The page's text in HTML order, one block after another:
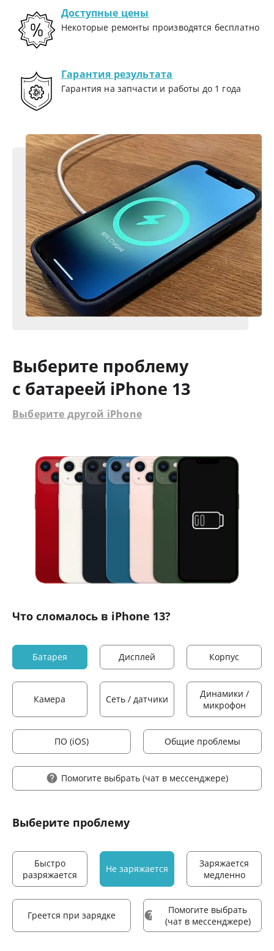
Доступные цены
Некоторые ремонты производятся бесплатно
Гарантия результата
Гарантия на запчасти и работы до 1 года
Выберите проблему
с батареей iPhone 13
Выберите другой iPhone
Что сломалось в iPhone 13?
Батарея Дисплей Корпус
Камера Сеть / датчики
Динамики /
микрофон
ПО (iOS) Общие проблемы
Помогите выбрать (чат в мессенджере)
Выберите проблему
Быстро
разряжается
Не заряжается
Заряжается
медленно
Греется при зарядке
Помогите выбрать
(чат в мессенджере)